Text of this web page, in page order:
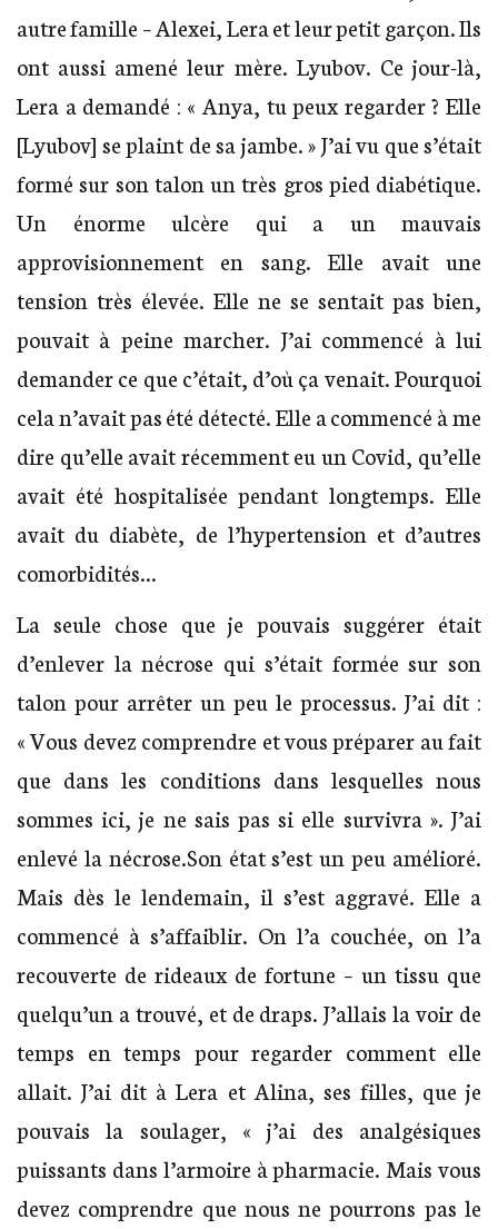
autre famille – Alexei, Lera et leur petit garçon. Ils
ont aussi amené leur mère. Lyubov. Ce jour-là,
Lera a demandé : « Anya, tu peux regarder ? Elle
[Lyubov] se plaint de sa jambe. » J’ai vu que s’était
formé sur son talon un très gros pied diabétique.
Un énorme ulcère qui a un mauvais
approvisionnement en sang. Elle avait une
tension très élevée. Elle ne se sentait pas bien,
pouvait à peine marcher. J’ai commencé à lui
demander ce que c’était, d’où ça venait. Pourquoi
cela n’avait pas été détecté. Elle a commencé à me
dire qu’elle avait récemment eu un Covid, qu’elle
avait été hospitalisée pendant longtemps. Elle
avait du diabète, de l’hypertension et d’autres
comorbidités…
La seule chose que je pouvais suggérer était
d’enlever la nécrose qui s’était formée sur son
talon pour arrêter un peu le processus. J’ai dit :
« Vous devez comprendre et vous préparer au fait
que dans les conditions dans lesquelles nous
sommes ici, je ne sais pas si elle survivra ». J’ai
enlevé la nécrose.Son état s’est un peu amélioré.
Mais dès le lendemain, il s’est aggravé. Elle a
commencé à s’affaiblir. On l’a couchée, on l’a
recouverte de rideaux de fortune – un tissu que
quelqu’un a trouvé, et de draps. J’allais la voir de
temps en temps pour regarder comment elle
allait. J’ai dit à Lera et Alina, ses filles, que je
pouvais la soulager, « j’ai des analgésiques
puissants dans l’armoire à pharmacie. Mais vous
devez comprendre que nous ne pourrons pas le